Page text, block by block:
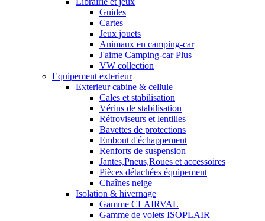
Guides
Cartes
Jeux jouets
Animaux en camping-car
J'aime Camping-car Plus
VW collection
Equipement exterieur
Exterieur cabine & cellule
Cales et stabilisation
Vérins de stabilisation
Rétroviseurs et lentilles
Bavettes de protections
Embout d'échappement
Renforts de suspension
Jantes,Pneus,Roues et accessoires
Pièces détachées équipement
Chaînes neige
Isolation & hivernage
Gamme CLAIRVAL
Gamme de volets ISOPLAIR